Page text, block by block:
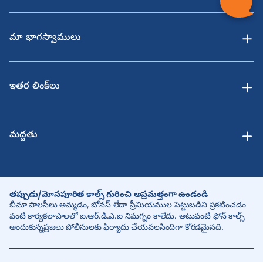
మా భాగస్వాములు
ఇతర లింక్‌లు
మద్దతు
తప్పుడు/మోసపూరిత కాల్స్ గురించి అప్రమత్తంగా ఉండండి
బీమా పాలసీలు అమ్మడం, బోనస్ లేదా ప్రీమియముల పెట్టుబడిని ప్రకటించడం
వంటి కార్యకలాపాలలో ఐ.ఆర్.డి.ఎ.ఐ నిమగ్నం కాలేదు. అటువంటి ఫోన్ కాల్స్
అందుకున్నప్రజలు పోలీసులకు ఫిర్యాదు చేయవలసిందిగా కోరడమైనది.